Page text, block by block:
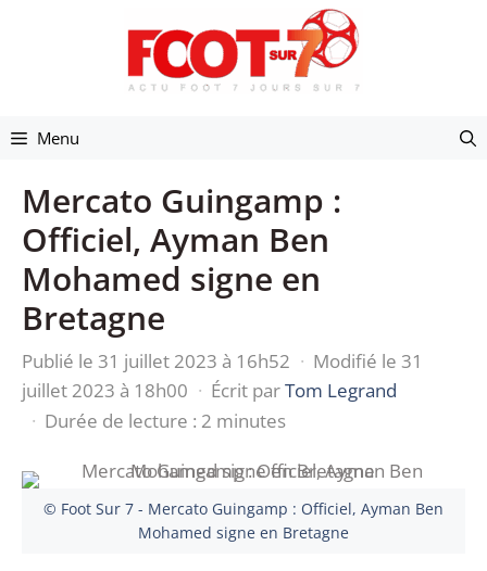
Menu
Mercato Guingamp :
Officiel, Ayman Ben
Mohamed signe en
Bretagne
Publié le 31 juillet 2023 à 16h52 · Modifié le 31
juillet 2023 à 18h00 · Écrit parTom Legrand
· Durée de lecture : 2 minutes
© Foot Sur 7 - Mercato Guingamp : Officiel, Ayman Ben
Mohamed signe en Bretagne